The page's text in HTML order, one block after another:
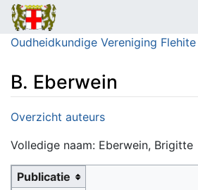
Oudheidkundige Vereniging
B. Eberwein
Ga naar:navigatie,
Overzicht auteurs
Volledige naam: Eberwein, Brigitte
Publicatie